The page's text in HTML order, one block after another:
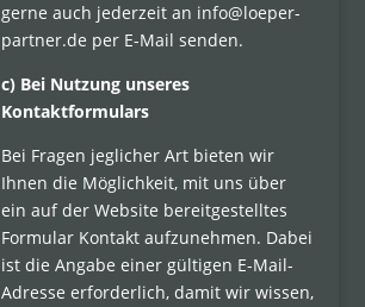
gerne auch jederzeit an info@loeper-
partner.de per E-Mail senden.
c) Bei Nutzung unseres
Kontaktformulars
Bei Fragen jeglicher Art bieten wir
Ihnen die Möglichkeit, mit uns über
ein auf der Website bereitgestelltes
Formular Kontakt aufzunehmen. Dabei
ist die Angabe einer gültigen E-Mail-
Adresse erforderlich, damit wir wissen,